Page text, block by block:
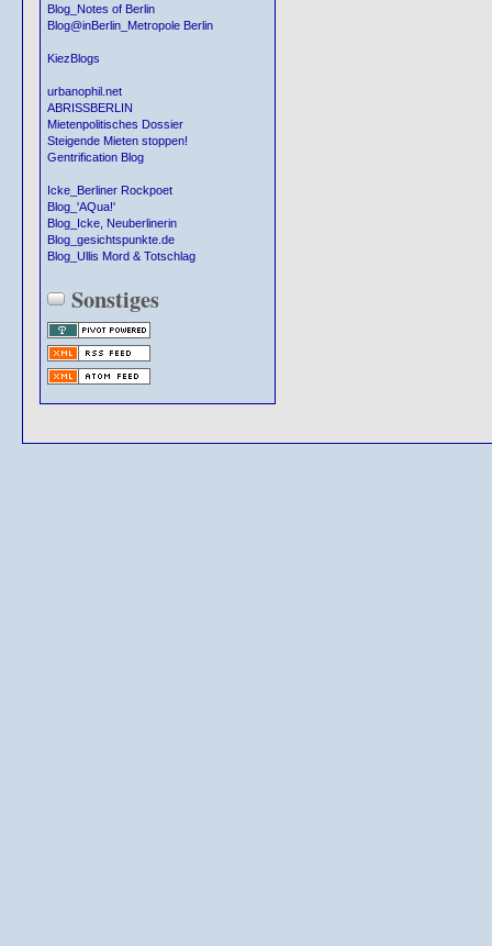
Blog_Notes of Berlin
Blog@inBerlin_Metropole Berlin
KiezBlogs
urbanophil.net
ABRISSBERLIN
Mietenpolitisches Dossier
Steigende Mieten stoppen!
Gentrification Blog
Icke_Berliner Rockpoet
Blog_'AQua!'
Blog_Icke, Neuberlinerin
Blog_gesichtspunkte.de
Blog_Ullis Mord & Totschlag
Sonstiges